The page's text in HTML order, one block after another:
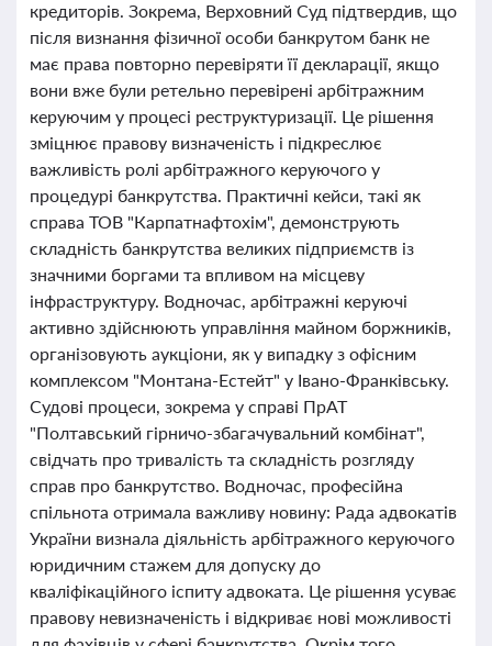
кредиторів. Зокрема, Верховний Суд підтвердив, що
після визнання фізичної особи банкрутом банк не
має права повторно перевіряти її декларації, якщо
вони вже були ретельно перевірені арбітражним
керуючим у процесі реструктуризації. Це рішення
зміцнює правову визначеність і підкреслює
важливість ролі арбітражного керуючого у
процедурі банкрутства. Практичні кейси, такі як
справа ТОВ "Карпатнафтохім", демонструють
складність банкрутства великих підприємств із
значними боргами та впливом на місцеву
інфраструктуру. Водночас, арбітражні керуючі
активно здійснюють управління майном боржників,
організовують аукціони, як у випадку з офісним
комплексом "Монтана-Естейт" у Івано-Франківську.
Судові процеси, зокрема у справі ПрАТ
"Полтавський гірничо-збагачувальний комбінат",
свідчать про тривалість та складність розгляду
справ про банкрутство. Водночас, професійна
спільнота отримала важливу новину: Рада адвокатів
України визнала діяльність арбітражного керуючого
юридичним стажем для допуску до
кваліфікаційного іспиту адвоката. Це рішення усуває
правову невизначеність і відкриває нові можливості